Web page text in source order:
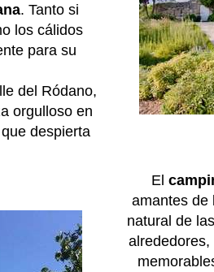
. Tanto si
los cálidos
para su
del Ródano,
orgulloso en
despierta
El
amantes de
natural de